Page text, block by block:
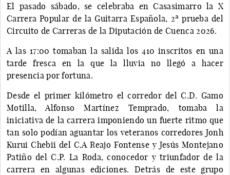
El pasado sábado, se celebraba en Casasimarro la X
Carrera Popular de la Guitarra Española, 2ª prueba del
Circuito de Carreras de la Diputación de Cuenca 2026.
A las 17:00 tomaban la salida los 410 inscritos en una
tarde fresca en la que la lluvia no llegó a hacer
presencia por fortuna.
Desde el primer kilómetro el corredor del C.D. Gamo
Motilla, Alfonso Martínez Temprado, tomaba la
iniciativa de la carrera imponiendo un fuerte ritmo que
tan solo podían aguantar los veteranos corredores Jonh
Kurui Chebii del C.A Reajo Fontense y Jesús Montejano
Patiño del C.P. La Roda, conocedor y triunfador de la
carrera en algunas ediciones. Detrás de este grupo